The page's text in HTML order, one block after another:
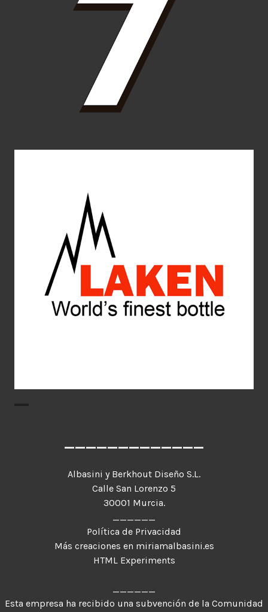
7rm
Diseño de Producto Diseño Gráfico
Laken
Diseño de Producto Diseño Gráfico Packaging Web
_____________
Albasini y Berkhout Diseño S.L.
Calle San Lorenzo 5
30001 Murcia.
______
Política de Privacidad
Más creaciones en miriamalbasini.es
HTML Experiments
______
Esta empresa ha recibido una subvención de la Comunidad